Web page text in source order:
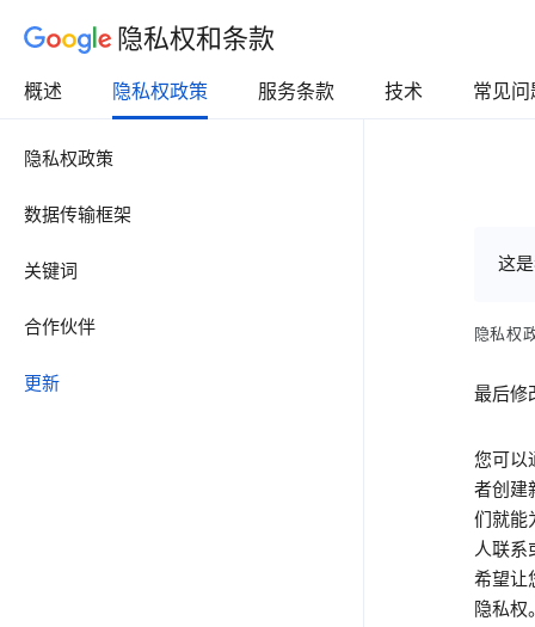
隐私权和条款
概述 隐私权政策 服务条款 技术 常见
隐私权政策
数据传输框架
关键词
合作伙伴
更新
这
隐私权
最后修
您可以
者创建
们就能
人联系
希望让
隐私权